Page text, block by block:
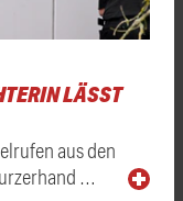
LÄSST
aus den
…